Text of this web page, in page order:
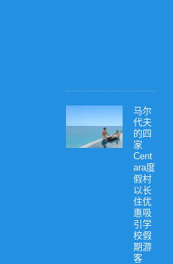
马尔
代夫
的四
家
Cent
ara度
假村
以长
住优
惠吸
引学
校假
期游
客